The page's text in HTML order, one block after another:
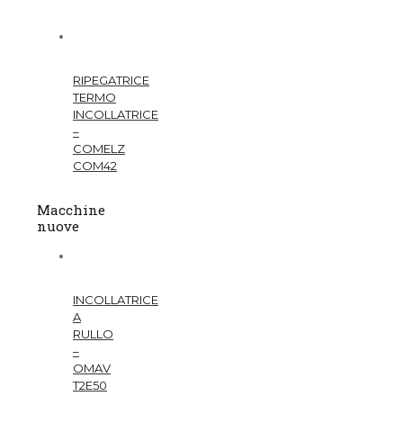
RIPEGATRICE
TERMO
INCOLLATRICE
–
COMELZ
COM42
Macchine
nuove
INCOLLATRICE
A
RULLO
–
OMAV
T2E50